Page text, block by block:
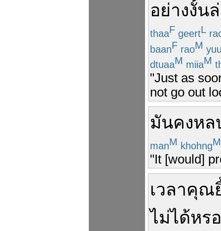
อย่างงั้น
thaaF geertL
baanF raoM
dtuaaM miiaM
"Just as
not go out
มันคงหล
manM khohngM
"It [would]
เวลาคุณ
ไม่ได้หร